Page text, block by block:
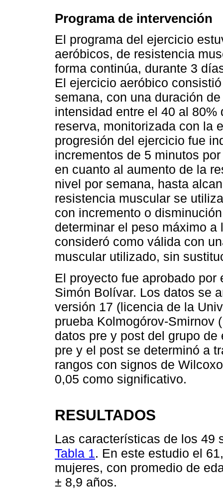
Programa de intervención
El programa del ejercicio
aeróbicos, de resistencia
forma continúa, durante 3
El ejercicio aeróbico
semana, con una duración
intensidad entre el 40 al
reserva, monitorizada con la
progresión del ejercicio fue
incrementos de 5 minutos
en cuanto al aumento de la
nivel por semana, hasta
resistencia muscular se
con incremento o
determinar el peso máximo
consideró como válida con
muscular utilizado, sin
El proyecto fue aprobado
Simón Bolívar. Los datos se
versión 17 (licencia de la
prueba Kolmogórov-Smirnov
datos pre y post del grupo
pre y el post se determinó a
rangos con signos de
0,05 como significativo.
RESULTADOS
Las características de los 49
Tabla 1. En este estudio el
mujeres, con promedio de
± 8,9 años.